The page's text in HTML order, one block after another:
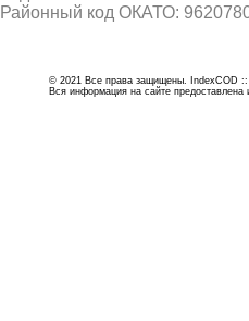
Районный код ОКАТО:
© 2021 Все права защищены. IndexCOD ::
Вся информация на сайте предоставлена